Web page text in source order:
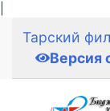
Тарский
Версия